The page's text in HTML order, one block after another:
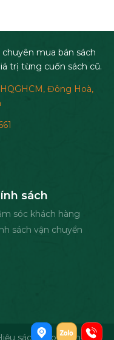
mua bán sách
trị từng cuốn sách cũ.
Đông Hoà,
sách
sóc khách hàng
sách vận chuyển
sách Bảo Khang